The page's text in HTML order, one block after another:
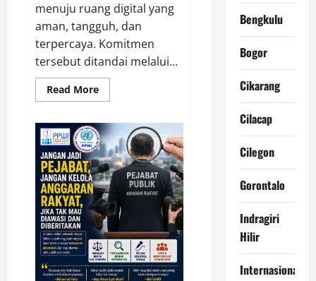
menuju ruang digital yang
aman, tangguh, dan
terpercaya. Komitmen
tersebut ditandai melalui...
Read MoreRead
more
Launching
NCC
2026,
APTIKNAS
Dorong
Percepatan
RUU
KKS
untuk
Memperkuat
Kedaulatan
Digital
Indonesia
Bengkulu
Bogor
Cikarang
Cilacap
Cilegon
Gorontalo
Indragiri
Hilir
Internasional